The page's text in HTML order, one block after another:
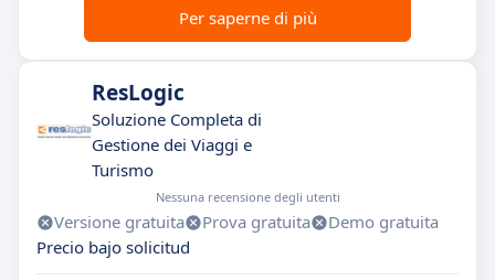
Per saperne di più
ResLogic
Soluzione Completa di
Gestione dei Viaggi e
Turismo
Nessuna recensione degli utenti
Versione gratuita Prova gratuita
Demo gratuita
Precio bajo solicitud